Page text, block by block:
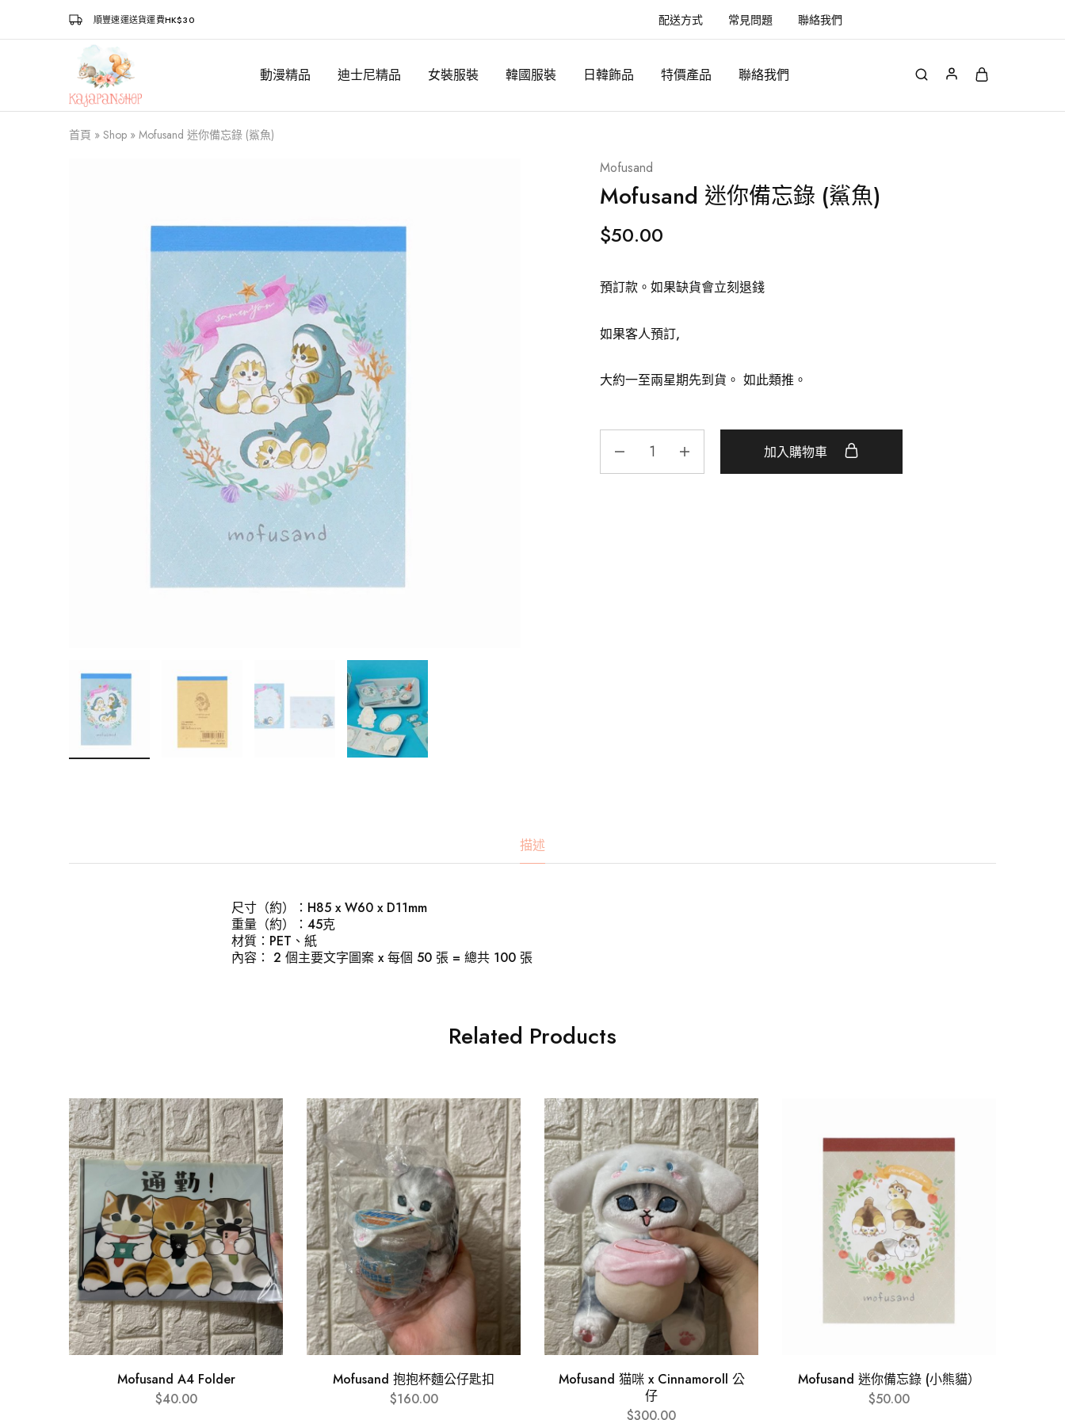
順豐速運送貨運費HK$30 配送方式 常見問題 聯絡我們
Kajapanshop
日
韓
百
貨
店
動漫精品 迪士尼精品 女裝服裝 韓國服裝 日韓飾品 特價產品 聯絡我們
首頁 » Shop » Mofusand 迷你備忘錄 (鯊魚)
Mofusand
Mofusand 迷你備忘錄 (鯊魚)
$50.00
預訂款。如果缺貨會立刻退錢
如果客人預訂,
大約一至兩星期先到貨。 如此類推。
加入購物車
描述
尺寸（約）：H85 x W60 x D11mm
重量（約）：45克
材質：PET、紙
內容： 2 個主要文字圖案 x 每個 50 張 = 總共 100 張
Related Products
Mofusand A4 Folder
$40.00
Mofusand 抱抱杯麵公仔匙扣
$160.00
Mofusand 猫咪 x Cinnamoroll 公
仔
$300.00
Mofusand 迷你備忘錄 (小熊貓）
$50.00